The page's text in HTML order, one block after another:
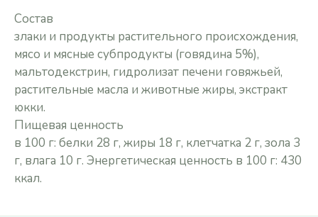
Состав
злаки и продукты растительного происхождения,
мясо и мясные субпродукты (говядина 5%),
мальтодекстрин, гидролизат печени говяжьей,
растительные масла и животные жиры, экстракт
юкки.
Пищевая ценность
в 100 г: белки 28 г, жиры 18 г, клетчатка 2 г, зола 3
г, влага 10 г. Энергетическая ценность в 100 г: 430
ккал.